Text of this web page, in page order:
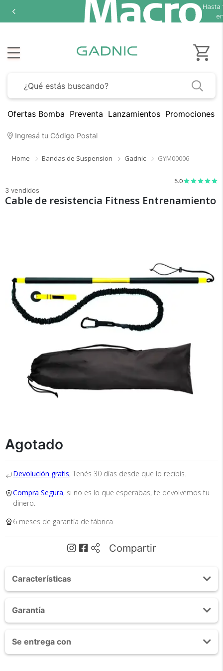
Hasta
Ofertas Bomba Preventa Lanzamientos Promociones
Ingresá tu Código Postal
Home Bandas de Suspension Gadnic GYM00006
5.0
3 vendidos
Cable de resistencia Fitness Entrenamiento
Agotado
Devolución gratis, Tenés 30 días desde que lo recibís.
Compra Segura, si no es lo que esperabas, te devolvemos tu
dinero.
6 meses de garantía de fábrica
Compartir
Características
Barra metálica de calidad
Entrenamiento multideportivo y funcional
Mejora la condición Física
Entrenamientos portátiles y 100% efectivos
Garantía
Se entrega con
×
En Bidcom te aseguramos recibir el producto
que esperabas o te devolvemos el 100% de tu
Envío
Asegurado